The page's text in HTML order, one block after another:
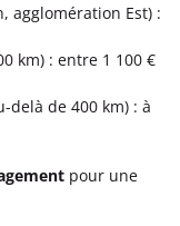
agglomération Est) :
km) : entre 1 100 €
delà de 400 km) : à
pour une